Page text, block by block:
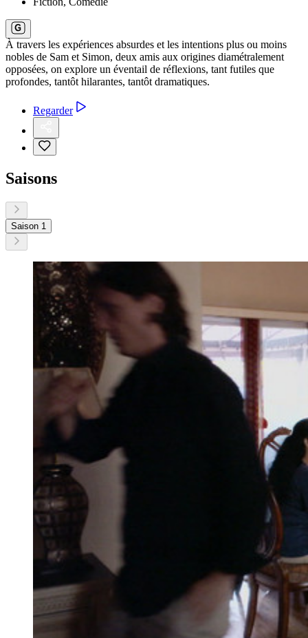
À travers les expériences absurdes et les intentions plus ou moins
nobles de Sam et Simon, deux amis aux origines diamétralement
opposées, on explore un éventail de réflexions, tant futiles que
profondes, tantôt hilarantes, tantôt dramatiques.
Regarder
Saisons
Saison 1